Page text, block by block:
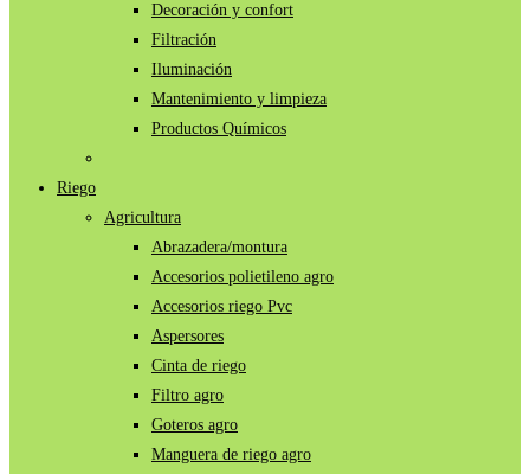
Decoración y confort
Filtración
Iluminación
Mantenimiento y limpieza
Productos Químicos
Riego
Agricultura
Abrazadera/montura
Accesorios polietileno agro
Accesorios riego Pvc
Aspersores
Cinta de riego
Filtro agro
Goteros agro
Manguera de riego agro